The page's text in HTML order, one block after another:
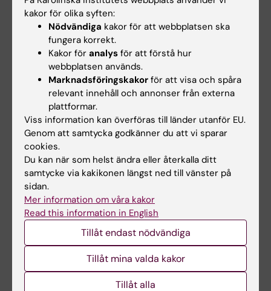
tentamen, U, G eller VG.
Moment 3, Vetenskaplig utveckling
examinerar mål 7-11
a) obligatoriska uppgifter i KI:s lärplattform
b) inlämningsuppgifter, ges betyget U eller G,
en del av programmets vetenskapliga
strimma
Momentet ges betyget U eller G. För G krävs G
på samtliga inlämningsuppgifter b) samt
fullgörande av obligatoriska utbildningsinslag.
Betyg på hel kurs
På kursen ges något av betygen U, G eller VG.
För G på hel kurs krävs G på samtliga moment
1-3. För VG krävs G på moment 1 och 3, samt
kakor för olika syften:
Nödvändiga kakor för att webbplatsen ska
fungera korrekt.
Kakor för analys för att förstå hur
webbplatsen används.
Marknadsföringskakor för att visa och spåra
relevant innehåll och annonser från externa
plattformar.
Viss information kan överföras till länder utanför EU.
Genom att samtycka godkänner du att vi sparar
cookies.
Du kan när som helst ändra eller återkalla ditt
samtycke via kakikonen längst ned till vänster på
sidan.
Mer information om våra kakor
Read this information in English
Tillåt endast nödvändiga
Tillåt mina valda kakor
Tillåt alla